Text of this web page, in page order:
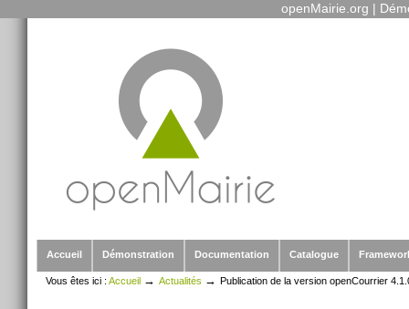
openMairie.org |
Accueil
Démonstration Documentation Catalogue
Vous êtes ici : Accueil → Actualités → Publication de la version openCourrier